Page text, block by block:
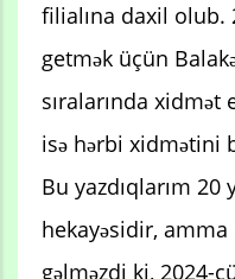
filialına daxil olub.
getmək üçün
sıralarında xidmət
isə hərbi xidmətini
Bu yazdıqlarım 20
hekayəsidir, amma
gəlməzdi ki, 2024-